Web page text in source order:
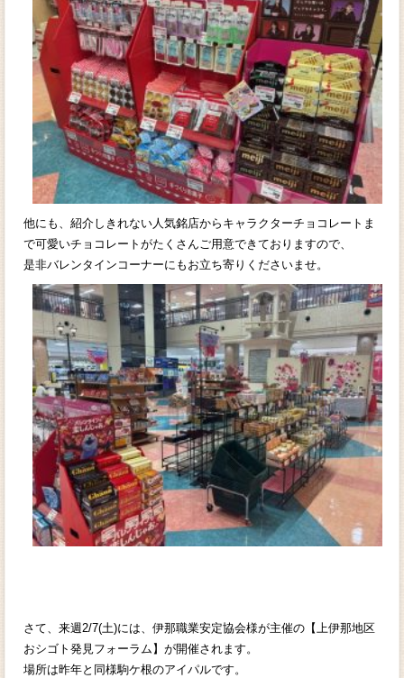
他にも、紹介しきれない人気銘店からキャラクターチョコレートま
で可愛いチョコレートがたくさんご用意できておりますので、
是非バレンタインコーナーにもお立ち寄りくださいませ。
さて、来週2/7(土)には、伊那職業安定協会様が主催の【上伊那地区
おシゴト発見フォーラム】が開催されます。
場所は昨年と同様駒ケ根のアイパルです。